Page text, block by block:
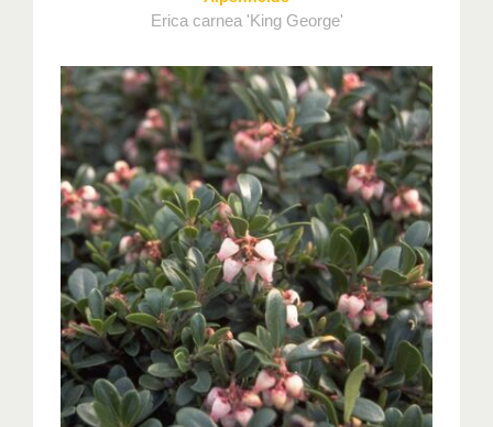
Erica carnea 'King George'